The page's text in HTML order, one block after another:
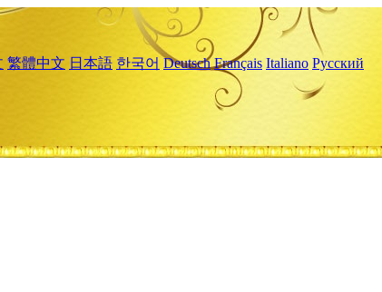
繁體中文 日本語 한국어 Deutsch Français Italiano Русский